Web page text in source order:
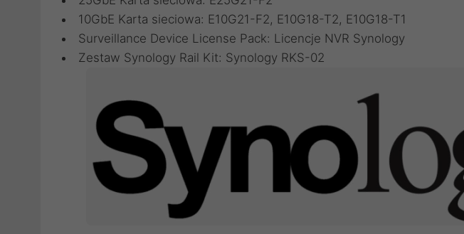
10GbE Karta sieciowa: E10G21-F2, E10G18-T2, E10G18-T1
Surveillance Device License Pack: Licencje NVR Synology
Zestaw Synology Rail Kit: Synology RKS-02